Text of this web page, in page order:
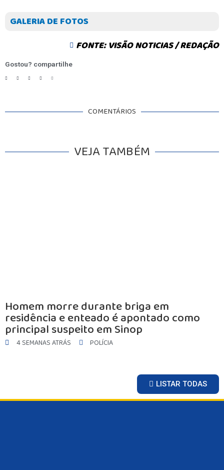
GALERIA DE FOTOS
FONTE: VISÃO NOTICIAS / REDAÇÃO
Gostou? compartilhe
COMENTÁRIOS
VEJA TAMBÉM
Homem morre durante briga em
residência e enteado é apontado como
principal suspeito em Sinop
4 SEMANAS ATRÁS POLÍCIA
LISTAR TODAS